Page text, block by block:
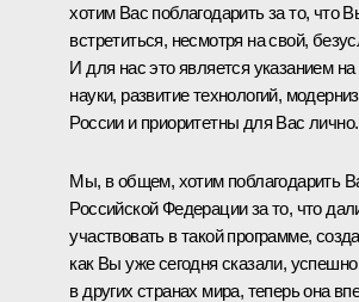
хотим Вас поблагодарить за то, что
встретиться, несмотря на свой,
И для нас это является указанием
науки, развитие технологий,
России и приоритетны для Вас лично.
Мы, в общем, хотим поблагодарить
Российской Федерации за то, что
участвовать в такой программе,
как Вы уже сегодня сказали,
в других странах мира, теперь она